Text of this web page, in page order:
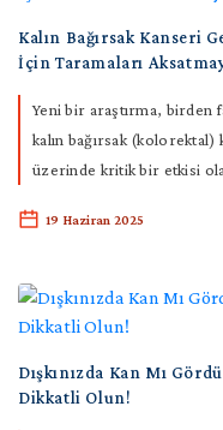
Kalın Bağırsak Kanseri
İçin Taramaları
Yeni bir araştırma, birden
kalın bağırsak (kolorektal)
üzerinde kritik bir etkisi
19 Haziran 2025
Dışkınızda Kan Mı
Dikkatli Olun!